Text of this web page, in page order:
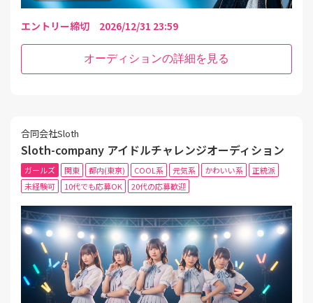
エントリー締切 2026/12/31 23:59
オーディションの詳細を見る
合同会社Sloth
Sloth-company アイドルチャレンジオーディション
ガールズ 関東 都内(東京) COOL系 元気系 かわいい系
正統派
未経験可
10代でも応募OK 20代の応募歓迎